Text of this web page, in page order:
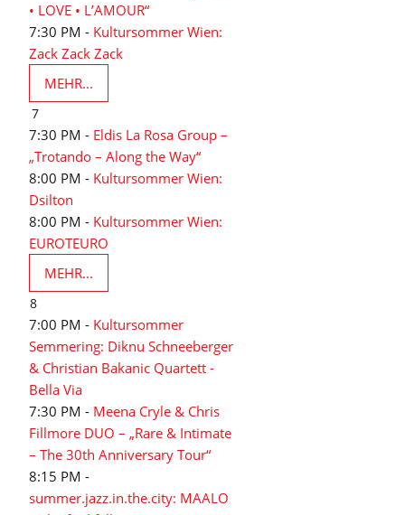
• LOVE • L’AMOUR“
7:30 PM - Kultursommer Wien:
Zack Zack Zack
MEHR...
7
7:30 PM - Eldis La Rosa Group –
„Trotando – Along the Way“
8:00 PM - Kultursommer Wien:
Dsilton
8:00 PM - Kultursommer Wien:
EUROTEURO
MEHR...
8
7:00 PM - Kultursommer
Semmering: Diknu Schneeberger
& Christian Bakanic Quartett -
Bella Via
7:30 PM - Meena Cryle & Chris
Fillmore DUO – „Rare & Intimate
– The 30th Anniversary Tour“
8:15 PM -
summer.jazz.in.the.city: MAALO